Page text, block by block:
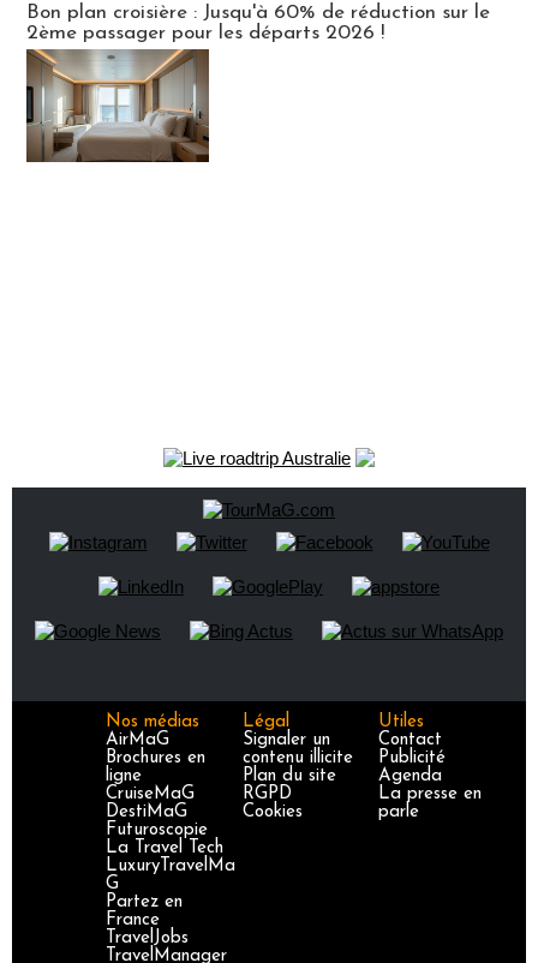
Bon plan croisière : Jusqu'à 60% de réduction sur le
2ème passager pour les départs 2026 !
Nos médias
AirMaG
Brochures en
ligne
CruiseMaG
DestiMaG
Futuroscopie
La Travel Tech
LuxuryTravelMa
G
Partez en
France
TravelJobs
TravelManager
Légal
Signaler un
contenu illicite
Plan du site
RGPD
Cookies
Utiles
Contact
Publicité
Agenda
La presse en
parle